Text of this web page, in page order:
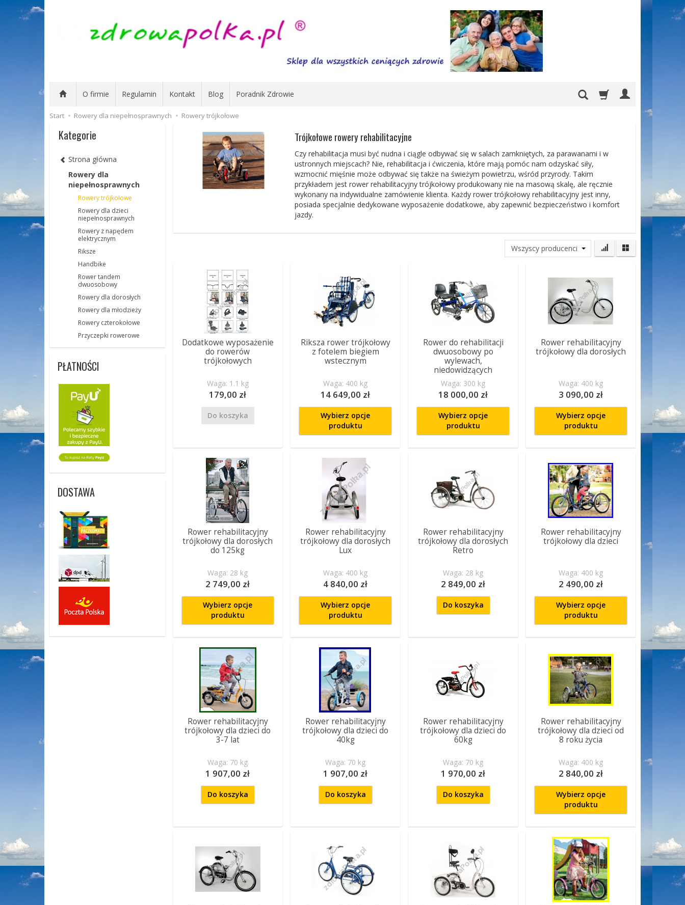
O firmie Regulamin Kontakt Blog Poradnik Zdrowie
Start Rowery dla niepełnosprawnych Rowery trójkołowe
Trójkołowe rowery rehabilitacyjne
Czy rehabilitacja musi być nudna i ciągle odbywać się w salach zamkniętych, za parawanami i w
ustronnych miejscach? Nie, rehabilitacja i ćwiczenia, które mają pomóc nam odzyskać siły,
wzmocnić mięśnie może odbywać się także na świeżym powietrzu, wśród przyrody. Takim
przykładem jest rower rehabilitacyjny trójkołowy produkowany nie na masową skalę, ale ręcznie
wykonany na indywidualne zamówienie klienta. Każdy rower trójkołowy rehabilitacyjny jest inny,
posiada specjalnie dedykowane wyposażenie dodatkowe, aby zapewnić bezpieczeństwo i komfort
jazdy.
Dodatkowe wyposażenie
do rowerów
trójkołowych
Waga: 1.1 kg
179,00 zł
Do koszyka
Riksza rower trójkołowy
z fotelem biegiem
wstecznym
Waga: 400 kg
14 649,00 zł
Wybierz opcje
produktu
Rower do rehabilitacji
dwuosobowy po
wylewach,
niedowidzących
Waga: 300 kg
18 000,00 zł
Wybierz opcje
produktu
Rower rehabilitacyjny
trójkołowy dla dorosłych
Waga: 400 kg
3 090,00 zł
Wybierz opcje
produktu
Rower rehabilitacyjny
trójkołowy dla dorosłych
do 125kg
Waga: 28 kg
2 749,00 zł
Wybierz opcje
produktu
Rower rehabilitacyjny
trójkołowy dla dorosłych
Lux
Waga: 400 kg
4 840,00 zł
Wybierz opcje
produktu
Rower rehabilitacyjny
trójkołowy dla dorosłych
Retro
Waga: 28 kg
2 849,00 zł
Do koszyka
Rower rehabilitacyjny
trójkołowy dla dzieci
Waga: 400 kg
2 490,00 zł
Wybierz opcje
produktu
Rower rehabilitacyjny
trójkołowy dla dzieci do
3-7 lat
Waga: 70 kg
1 907,00 zł
Do koszyka
Rower rehabilitacyjny
trójkołowy dla dzieci do
40kg
Waga: 70 kg
1 907,00 zł
Do koszyka
Rower rehabilitacyjny
trójkołowy dla dzieci do
60kg
Waga: 70 kg
1 970,00 zł
Do koszyka
Rower rehabilitacyjny
trójkołowy dla dzieci od
8 roku życia
Waga: 400 kg
2 840,00 zł
Wybierz opcje
produktu
Kategorie
Strona główna
Rowery dla
niepełnosprawnych
Rowery trójkołowe
Rowery dla dzieci
niepełnosprawnych
Rowery z napędem
elektrycznym
Riksze
Handbike
Rower tandem
dwuosobowy
Rowery dla dorosłych
Rowery dla młodzieży
Rowery czterokołowe
Przyczepki rowerowe
PŁATNOŚCI
DOSTAWA